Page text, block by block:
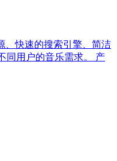
、快速的搜索引擎、简洁
同用户的音乐需求。 产